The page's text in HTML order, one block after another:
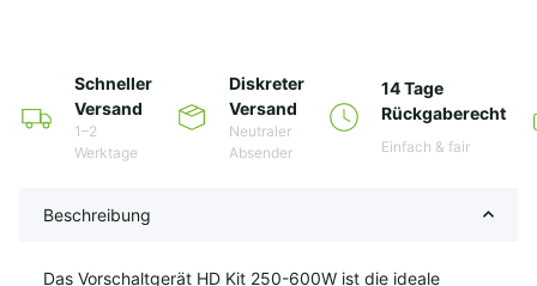
Schneller
Versand
1–2
Werktage
Diskreter
Versand
Neutraler
Absender
14 Tage
Rückgaberecht
Einfach & fair
Beschreibung
Das Vorschaltgerät HD Kit 250-600W ist die ideale